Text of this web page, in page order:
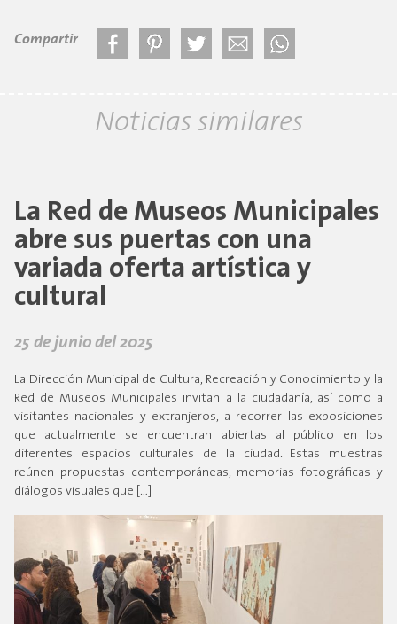
Compartir
Noticias similares
La Red de Museos Municipales
abre sus puertas con una
variada oferta artística y
cultural
25 de junio del 2025
La Dirección Municipal de Cultura, Recreación y Conocimiento y la
Red de Museos Municipales invitan a la ciudadanía, así como a
visitantes nacionales y extranjeros, a recorrer las exposiciones
que actualmente se encuentran abiertas al público en los
diferentes espacios culturales de la ciudad. Estas muestras
reúnen propuestas contemporáneas, memorias fotográficas y
diálogos visuales que […]